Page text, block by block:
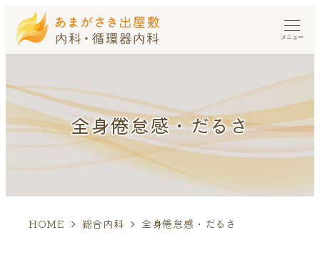
メニュー
全身倦怠感・だるさ
HOME 総合内科 全身倦怠感・だるさ